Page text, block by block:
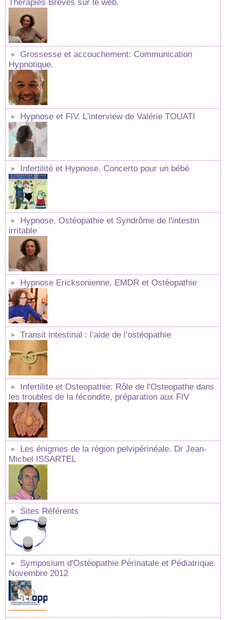
Thérapies Brèves sur le web.
Grossesse et accouchement: Communication
Hypnotique.
Hypnose et FIV. L'interview de Valérie TOUATI
Infertilité et Hypnose. Concerto pour un bébé
Hypnose, Ostéopathie et Syndrôme de l'intestin
irritable
Hypnose Ericksonienne, EMDR et Ostéopathie
Transit intestinal : l’aide de l’ostéopathie
Infertilite et Osteopathie: Rôle de l'Osteopathe dans
les troubles de la fécondite, préparation aux FIV
Les énigmes de la région pelvipérinéale. Dr Jean-
Michel ISSARTEL
Sites Référents
Symposium d'Ostéopathie Périnatale et Pédiatrique.
Novembre 2012